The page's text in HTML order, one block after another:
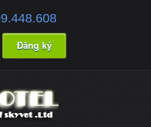
Đăng ký